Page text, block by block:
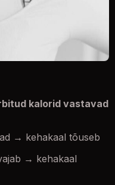
kalorid vastavad
→ kehakaal tõuseb
→ kehakaal